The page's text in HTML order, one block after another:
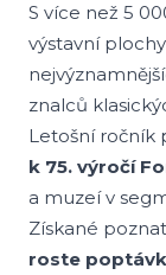
S více než 5
výstavní
znalců
Letošní ročník
k 75. výročí
a muzeí v
Získané
roste